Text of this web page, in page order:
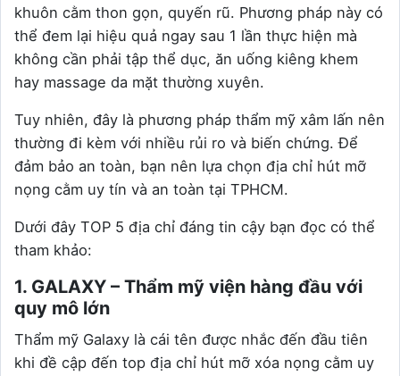
khuôn cằm thon gọn, quyến rũ. Phương pháp này có
thể đem lại hiệu quả ngay sau 1 lần thực hiện mà
không cần phải tập thể dục, ăn uống kiêng khem
hay massage da mặt thường xuyên.
Tuy nhiên, đây là phương pháp thẩm mỹ xâm lấn nên
thường đi kèm với nhiều rủi ro và biến chứng. Để
đảm bảo an toàn, bạn nên lựa chọn địa chỉ hút mỡ
nọng cằm uy tín và an toàn tại TPHCM.
Dưới đây TOP 5 địa chỉ đáng tin cậy bạn đọc có thể
tham khảo:
1. GALAXY – Thẩm mỹ viện hàng đầu với
quy mô lớn
Thẩm mỹ Galaxy là cái tên được nhắc đến đầu tiên
khi đề cập đến top địa chỉ hút mỡ xóa nọng cằm uy